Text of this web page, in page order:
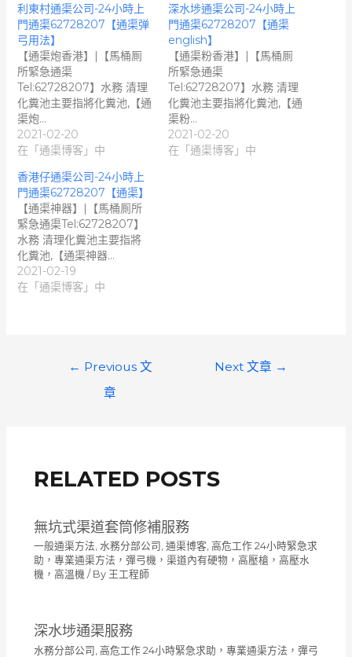
利東村通渠公司-24小時上
門通渠62728207【通渠弹
弓用法】
【通渠炮香港】|【馬桶厠
所緊急通渠
Tel:62728207】水務 清理
化糞池主要指將化糞池,【通
渠炮…
2021-02-20
在「通渠博客」中
深水埗通渠公司-24小時上
門通渠62728207【通渠
english】
【通渠粉香港】|【馬桶厠
所緊急通渠
Tel:62728207】水務 清理
化糞池主要指將化糞池,【通
渠粉…
2021-02-20
在「通渠博客」中
香港仔通渠公司-24小時上
門通渠62728207【通渠】
【通渠神器】|【馬桶厠所
緊急通渠Tel:62728207】
水務 清理化糞池主要指將
化糞池,【通渠神器…
2021-02-19
在「通渠博客」中
← Previous 文
章
Next 文章 →
RELATED POSTS
無坑式渠道套筒修補服務
一般通渠方法, 水務分部公司 , 通渠博客, 高危工作 24小時緊急求
助，專業通渠方法，彈弓機，渠道內有硬物，高壓槍，高壓水
機，高溫機 / By 王工程師
深水埗通渠服務
水務分部公司 高危工作 24小時緊急求助，專業通渠方法，彈弓